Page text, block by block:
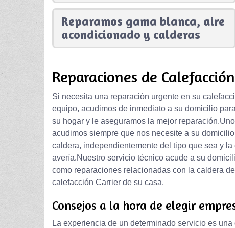
Reparamos gama blanca, aire
acondicionado y calderas
Reparaciones de
Si necesita una reparación urgente en su
equipo, acudimos de inmediato a su domicilio
su hogar y le aseguramos la mejor
acudimos siempre que nos necesite a su
caldera, independientemente del tipo que sea y
avería.Nuestro servicio técnico acude a su
como reparaciones relacionadas con la caldera
calefacción Carrier de su casa.
Consejos a la hora de elegir
La experiencia de un determinado servicio es